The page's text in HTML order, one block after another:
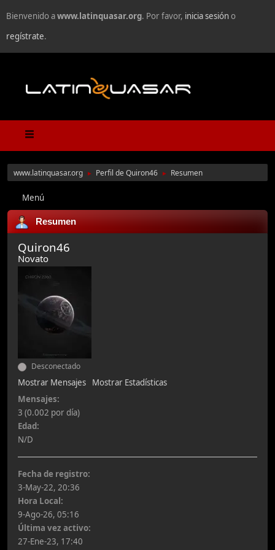
Bienvenido awww.latinquasar.org. Por favor, inicia sesióno
regístrate.
www.latinquasar.org ► Perfil de Quiron46 ► Resumen
Menú
Resumen
Quiron46
Novato
Desconectado
Mostrar Mensajes
Mostrar Estadísticas
Mensajes:
3 (0.002 por día)
Edad:
N/D
Fecha de registro:
3-May-22, 20:36
Hora Local:
9-Ago-26, 05:16
Última vez activo:
27-Ene-23, 17:40